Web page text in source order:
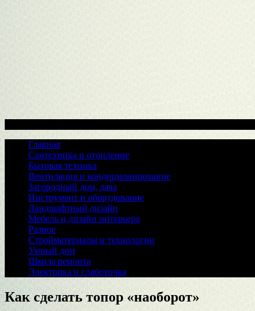
Главная
Сантехника и отопление
Бытовая техника
Вентиляция и кондиционирование
Загородный дом, дача
Инструмент и оборудование
Ландшафтный дизайн
Мебель и дизайн интерьера
Разное
Стройматериалы и технологии
Умный дом
Школа ремонта
Электрика и слаботочка
Как сделать топор «наоборот»